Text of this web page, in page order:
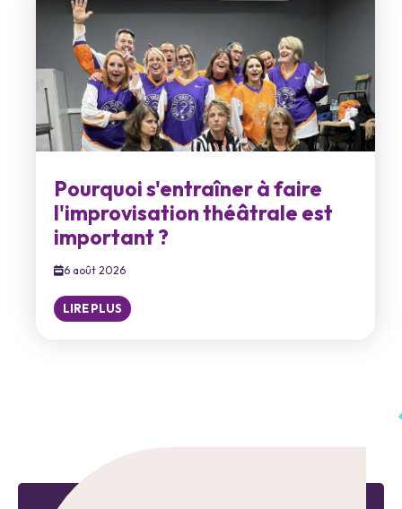
Pourquoi s'entraîner à faire
l'improvisation théâtrale est
important ?
6 août 2026
LIRE PLUS